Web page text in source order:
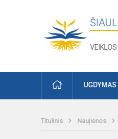
PRADŽIAUGDYMAS
Titulinis Naujienos